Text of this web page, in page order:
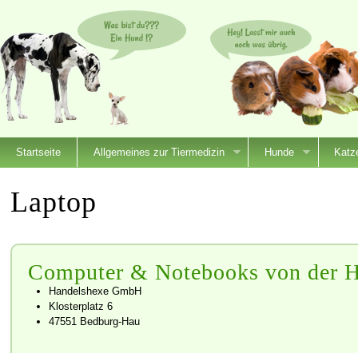
Startseite Allgemeines zur Tiermedizin Hunde
Laptop
Computer & Notebooks von der
Handelshexe GmbH
Klosterplatz 6
47551 Bedburg-Hau